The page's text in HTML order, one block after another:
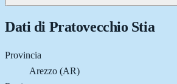
Dati di Pratovecchio Stia
Provincia
Arezzo (AR)